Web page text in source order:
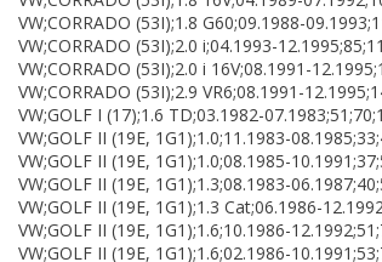
VW;CORRADO (53I);1.8 G60;09.1988-
VW;CORRADO (53I);2.0 i;04.1993-
VW;CORRADO (53I);2.0 i 16V;08.1991-
VW;CORRADO (53I);2.9 VR6;08.1991-
VW;GOLF I (17);1.6 TD;03.1982-
VW;GOLF II (19E, 1G1);1.0;11.1983-
VW;GOLF II (19E, 1G1);1.0;08.1985-
VW;GOLF II (19E, 1G1);1.3;08.1983-
VW;GOLF II (19E, 1G1);1.3 Cat;06.1986-
VW;GOLF II (19E, 1G1);1.6;10.1986-
VW;GOLF II (19E, 1G1);1.6;02.1986-